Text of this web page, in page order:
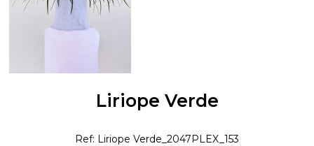
Liriope Verde
Ref: Liriope Verde_2047PLEX_153